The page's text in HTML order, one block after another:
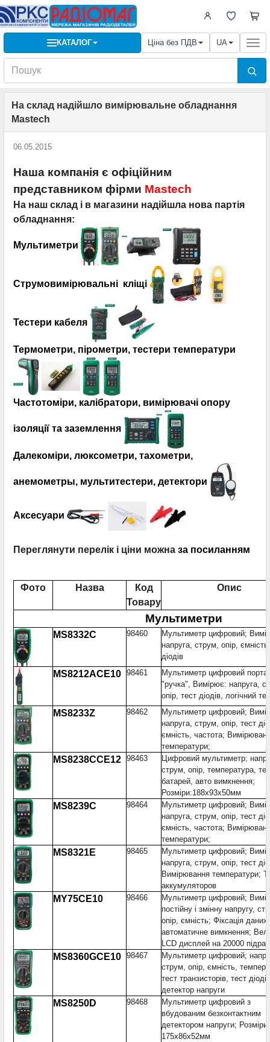
КАТАЛОГ Ціна без ПДВ UA
На склад надійшло вимірювальне обладнання
Mastech
06.05.2015
Наша компанія є офіційним
представником фiрми Mastech
На наш склад і в магазини надійшла нова партія
обладнання:
Мультиметри
Струмовимірювальні кліщі
Тестери кабеля
Термометри, пірометри, тестери температури
Частотоміри, калібратори, вимірювачі опору
ізоляції та заземлення
Далекоміри, люксометри, тахометри,
анемометры, мультитестери, детектори
Аксесуари
Переглянути перелік і ціни можна за посиланням
Фото Назва
Код
Товару
Опис
Мультиметри
MS8332C 98460
Мультиметр цифровий;
напруга, струм, опір,
діодів
MS8212ACE10 98461
Мультиметр цифровий
"ручка", Вимірює: напруга,
опір, тест діодів, логічний
MS8233Z 98462
Мультиметр цифровий;
напруга, струм, опір, тест
ємність, частота;
температури;
MS8238CCE12 98463
Цифровий мультиметр;
струм, опір, температура,
батарей, авто вимкнення;
Розміри:188x93x50мм
MS8239C 98464
Мультиметр цифровий;
напруга, струм, опір, тест
ємність, частота;
температури;
MS8321E 98465
Мультиметр цифровий;
напруга, струм, опір, тест
Вимірювання температури;
аккумуляторов
MY75CE10 98466
Мультиметр цифровий;
постійну і змінну напругу,
опір, ємність; Фіксація даних
автоматичне вимкнення;
LCD дисплей на 20000
MS8360GCE10 98467
Мультиметр цифровий;
струм, опір, ємність,
тест транзисторів, тест
детектор напруги
MS8250D 98468
Мультиметр цифровий з
вбудованим безконтактним
детектором напруги; Розміри:
175x86x52мм